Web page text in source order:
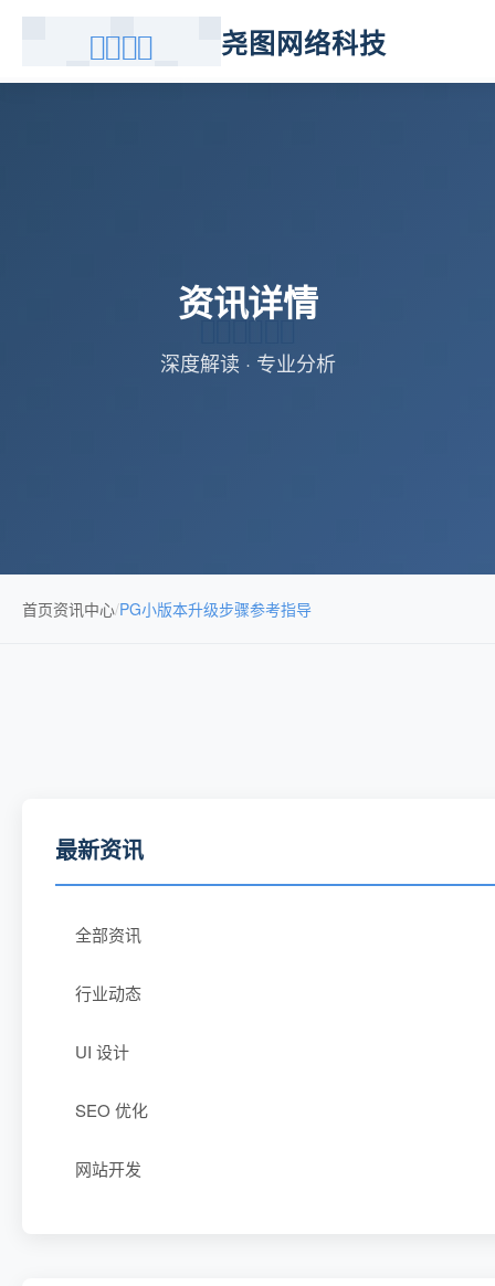
尧图网络科技
资讯详情
深度解读 · 专业分析
首页资讯中心/PG小版本升级步骤参考指导
最新资讯
全部资讯
行业动态
UI 设计
SEO 优化
网站开发